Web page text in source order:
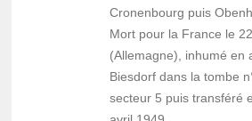
Cronenbourg puis
Mort pour la France le
(Allemagne), inhumé en
Biesdorf dans la tombe
secteur 5 puis transféré